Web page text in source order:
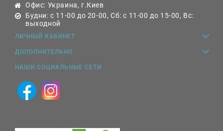
Офис: Украина, г.Киев
Будни: с 11-00 до 20-00, Сб: с 11-00 до 15-00, Вс:
выходной
ЛИЧНЫЙ КАБИНЕТ
ДОПОЛНИТЕЛЬНО
НАШИ СОЦИАЛЬНЫЕ СЕТИ